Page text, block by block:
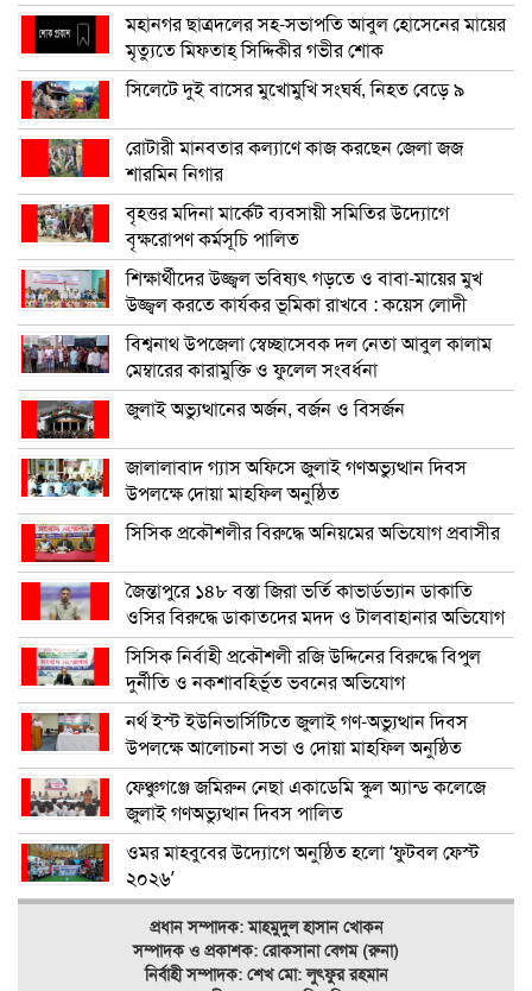
মহানগর ছাত্রদলের সহ-সভাপতি আবুল হোসেনের মায়ের
মৃত্যুতে মিফতাহ্ সিদ্দিকীর গভীর শোক
সিলেটে দুই বাসের মুখোমুখি সংঘর্ষ, নিহত বেড়ে ৯
রোটারী মানবতার কল্যাণে কাজ করছেন জেলা জজ
শারমিন নিগার
বৃহত্তর মদিনা মার্কেট ব্যবসায়ী সমিতির উদ্যোগে
বৃক্ষরোপণ কর্মসূচি পালিত
শিক্ষার্থীদের উজ্জ্বল ভবিষ্যৎ গড়তে ও বাবা-মায়ের মুখ
উজ্জ্বল করতে কার্যকর ভূমিকা রাখবে : কয়েস লোদী
বিশ্বনাথ উপজেলা স্বেচ্ছাসেবক দল নেতা আবুল কালাম
মেম্বারের কারামুক্তি ও ফুলেল সংবর্ধনা
জুলাই অভ্যুত্থানের অর্জন, বর্জন ও বিসর্জন
জালালাবাদ গ্যাস অফিসে জুলাই গণঅভ্যুত্থান দিবস
উপলক্ষে দোয়া মাহফিল অনুষ্ঠিত
সিসিক প্রকৌশলীর বিরুদ্ধে অনিয়মের অভিযোগ প্রবাসীর
জৈন্তাপুরে ১৪৮ বস্তা জিরা ভর্তি কাভার্ডভ্যান ডাকাতি
ওসির বিরুদ্ধে ডাকাতদের মদদ ও টালবাহানার অভিযোগ
সিসিক নির্বাহী প্রকৌশলী রজি উদ্দিনের বিরুদ্ধে বিপুল
দুর্নীতি ও নকশাবহির্ভূত ভবনের অভিযোগ
নর্থ ইস্ট ইউনিভার্সিটিতে জুলাই গণ-অভ্যুত্থান দিবস
উপলক্ষে আলোচনা সভা ও দোয়া মাহফিল অনুষ্ঠিত
ফেঞ্চুগঞ্জে জমিরুন নেছা একাডেমি স্কুল অ্যান্ড কলেজে
জুলাই গণঅভ্যুত্থান দিবস পালিত
ওমর মাহবুবের উদ্যোগে অনুষ্ঠিত হলো ‘ফুটবল ফেস্ট
২০২৬’
প্রধান সম্পাদক: মাহমুদুল হাসান খোকন
সম্পাদক ও প্রকাশক: রোকসানা বেগম (রুনা)
নির্বাহী সম্পাদক: শেখ মো: লুৎফুর রহমান